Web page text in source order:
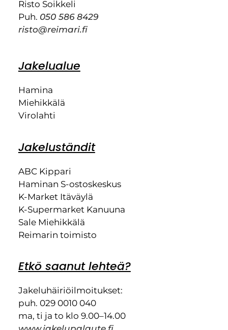
Risto Soikkeli
Puh. 050 586 8429
risto@reimari.fi
Jakelualue
Hamina
Miehikkälä
Virolahti
Jakeluständit
ABC Kippari
Haminan S-ostoskeskus
K-Market Itäväylä
K-Supermarket Kanuuna
Sale Miehikkälä
Reimarin toimisto
Etkö saanut lehteä?
Jakeluhäiriöilmoitukset:
puh. 029 0010 040
ma, ti ja to klo 9.00–14.00